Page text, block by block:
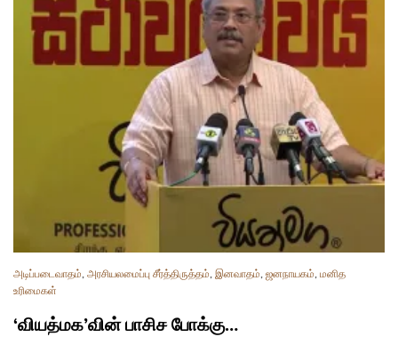
அடிப்படைவாதம், அரசியலமைப்பு சீர்த்திருத்தம், இனவாதம், ஜனநாயகம், மனித
உரிமைகள்
‘வியத்மக’வின் பாசிச போக்கு…